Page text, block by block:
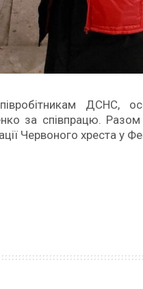
ДСНС,
за співпрацю.
Червоного хреста у